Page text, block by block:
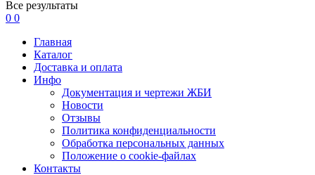
Все результаты
0 0
Главная
Каталог
Доставка и оплата
Инфо
Документация и чертежи ЖБИ
Новости
Отзывы
Политика конфиденциальности
Обработка персональных данных
Положение о cookie-файлах
Контакты